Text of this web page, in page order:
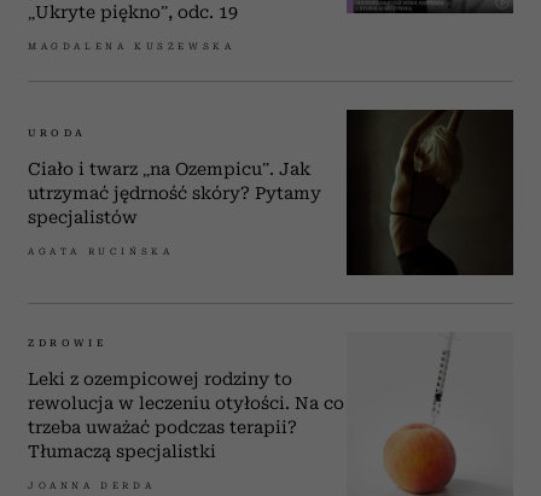
„Ukryte piękno”, odc. 19
MAGDALENA KUSZEWSKA
URODA
Ciało i twarz „na Ozempicu”. Jak
utrzymać jędrność skóry? Pytamy
specjalistów
AGATA RUCIŃSKA
ZDROWIE
Leki z ozempicowej rodziny to
rewolucja w leczeniu otyłości. Na co
trzeba uważać podczas terapii?
Tłumaczą specjalistki
JOANNA DERDA